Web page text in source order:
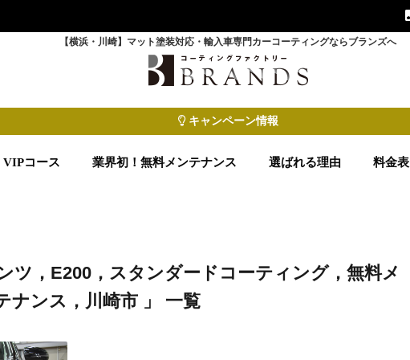
【横浜・川崎】マット塗装対応・輸入車専門カーコーティングならブランズへ
キャンペーン情報
VIPコース 業界初！無料メンテナンス 選ばれる理由 料金表
ツ，E200，スタンダードコーティング，無料メ
ナンス，川崎市 」 一覧